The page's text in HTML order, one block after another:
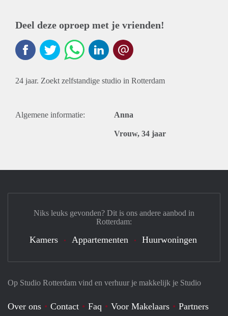
Deel deze oproep met je vrienden!
24 jaar. Zoekt zelfstandige studio in Rotterdam
Algemene informatie: Anna
Vrouw, 34 jaar
Op Studio Rotterdam vind en verhuur je makkelijk je Studio
Over ons Contact Faq Voor Makelaars Partners
Niks leuks gevonden? Dit is ons andere aanbod in
Rotterdam:
Kamers Appartementen Huurwoningen